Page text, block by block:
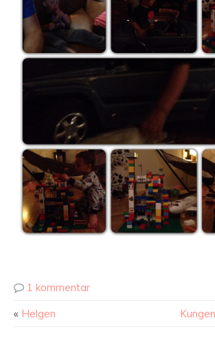
1 kommentar
« Helgen